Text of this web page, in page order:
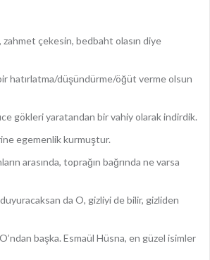
zahmet çekesin, bedbaht olasın diye
hatırlatma/düşündürme/öğüt verme olsun
gökleri yaratandan bir vahiy olarak indirdik.
egemenlik kurmuştur.
arasında, toprağın bağrında ne varsa
da O, gizliyi de bilir, gizliden
başka. Esmaül Hüsna, en güzel isimler